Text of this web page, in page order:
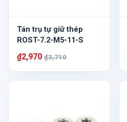
Tán trụ tự giữ thép
ROST-7.2-M5-11-S
₫2,970 ₫3,710